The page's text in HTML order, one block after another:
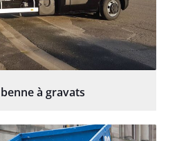
à gravats